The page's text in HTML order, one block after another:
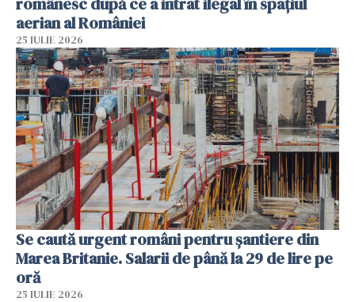
aerian al României
25 IULIE 2026
Se caută urgent români pentru șantiere din
Marea Britanie. Salarii de până la 29 de lire pe
oră
25 IULIE 2026